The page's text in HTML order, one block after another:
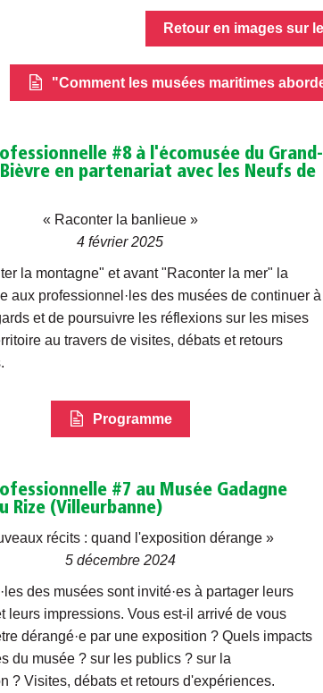
Retour en images sur
"Comment les musées maritimes
#8 à l'écomusée du Grand-
en partenariat avec les Neufs de
« Raconter la banlieue »
4 février 2025
la montagne" et avant "Raconter la mer" la
aux professionnel·les des musées de continuer à
et de poursuivre les réflexions sur les mises
au travers de visites, débats et retours
Programme
#7 au Musée Gadagne
Rize (Villeurbanne)
récits : quand l'exposition dérange »
5 décembre 2024
des musées sont invité·es à partager leurs
leurs impressions. Vous est-il arrivé de vous
dérangé·e par une exposition ? Quels impacts
du musée ? sur les publics ? sur la
? Visites, débats et retours d'expériences.